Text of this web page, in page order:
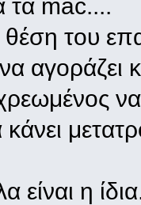
του
αγοράζει
είναι η